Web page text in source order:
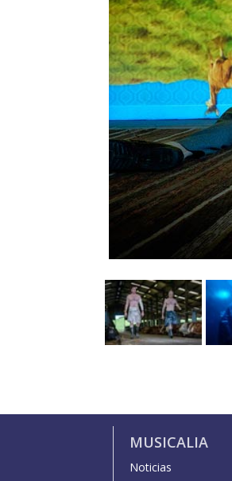
MUSICALIA
Noticias